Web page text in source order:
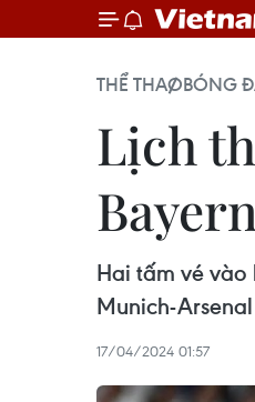
THỂ THAOBÓNG
Lịch
Hai tấm vé
Munich-
17/04/2024 01:57